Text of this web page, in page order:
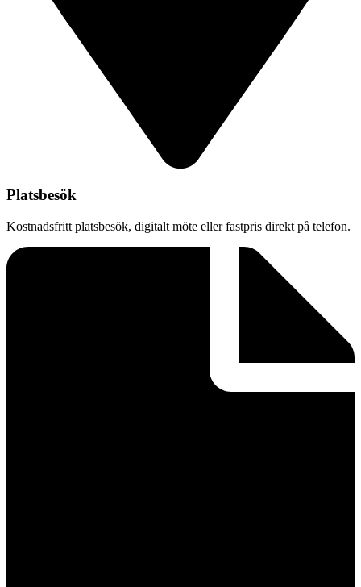
Platsbesök
Kostnadsfritt platsbesök, digitalt möte eller fastpris direkt på telefon.